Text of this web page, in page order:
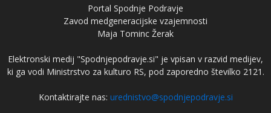
Portal Spodnje Podravje
Zavod medgeneracijske vzajemnosti
Maja Tominc Žerak
Elektronski medij "Spodnjepodravje.si" je vpisan v razvid medijev,
ki ga vodi Ministrstvo za kulturo RS, pod zaporedno številko 2121.
Kontaktirajte nas: urednistvo@spodnjepodravje.si